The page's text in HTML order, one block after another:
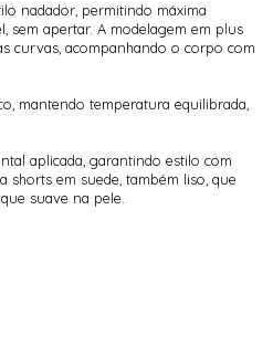
nadador, permitindo máxima
sem apertar. A modelagem em plus
curvas, acompanhando o corpo com
mantendo temperatura equilibrada,
aplicada, garantindo estilo com
shorts em suede, também liso, que
suave na pele.